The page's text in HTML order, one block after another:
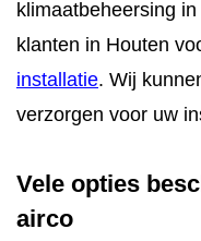
klimaatbeheersing
klanten in Houten
installatie. Wij
verzorgen voor uw
Vele opties
airco